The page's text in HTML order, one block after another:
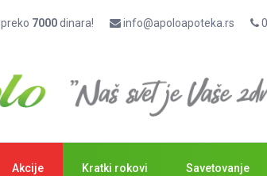
7000dinara! info@apoloapoteka.rs
Akcije Kratki rokovi Savetovanje